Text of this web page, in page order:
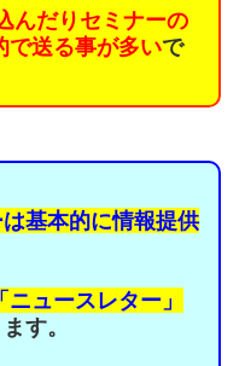
んだりセミナーの
で送る事が多いで
は基本的に情報提供
「ニュースレター」
す。